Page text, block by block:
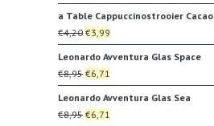
prijs
was:
€35,00.
prijs
a Table Cappuccinostrooier Cacao
€4,20 Oorspronkelijke
prijs
was:
€4,20.
€3,99
prijs
is:
€3,99.
Leonardo Avventura Glas Space
€8,95 Oorspronkelijke
prijs
was:
€8,95.
€6,71
prijs
is:
€6,71.
Leonardo Avventura Glas Sea
€8,95 Oorspronkelijke
€6,71